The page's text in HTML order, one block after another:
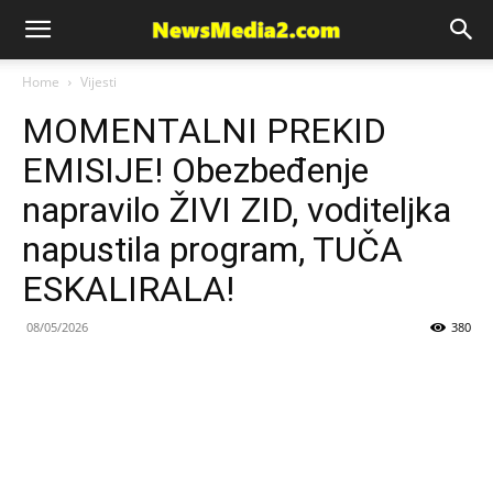
News
Media
Home Vijesti
MOMENTALNI PREKID
EMISIJE! Obezbeđenje
napravilo ŽIVI ZID, voditeljka
napustila program, TUČA
ESKALIRALA!
08/05/2026 380